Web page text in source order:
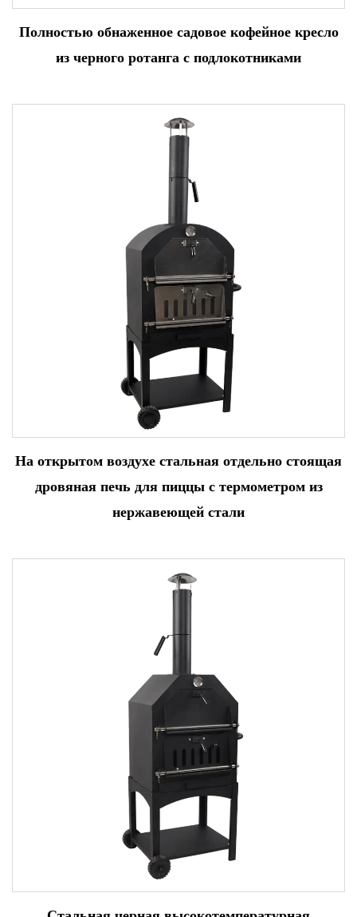
Полностью обнаженное садовое кофейное кресло
из черного ротанга с подлокотниками
На открытом воздухе стальная отдельно стоящая
дровяная печь для пиццы с термометром из
нержавеющей стали